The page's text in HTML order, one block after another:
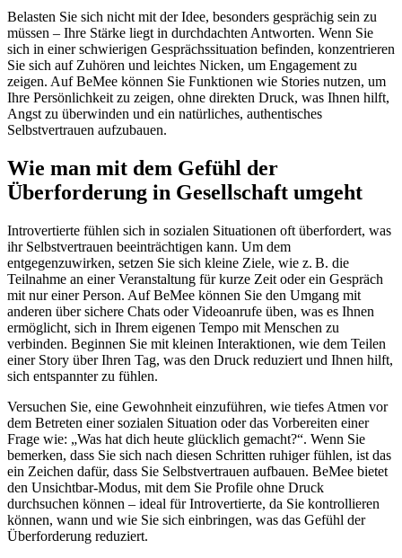
Belasten Sie sich nicht mit der Idee, besonders gesprächig sein zu
müssen – Ihre Stärke liegt in durchdachten Antworten. Wenn Sie
sich in einer schwierigen Gesprächssituation befinden, konzentrieren
Sie sich auf Zuhören und leichtes Nicken, um Engagement zu
zeigen. Auf BeMee können Sie Funktionen wie Stories nutzen, um
Ihre Persönlichkeit zu zeigen, ohne direkten Druck, was Ihnen hilft,
Angst zu überwinden und ein natürliches, authentisches
Selbstvertrauen aufzubauen.
Wie man mit dem Gefühl der
Überforderung in Gesellschaft umgeht
Introvertierte fühlen sich in sozialen Situationen oft überfordert, was
ihr Selbstvertrauen beeinträchtigen kann. Um dem
entgegenzuwirken, setzen Sie sich kleine Ziele, wie z. B. die
Teilnahme an einer Veranstaltung für kurze Zeit oder ein Gespräch
mit nur einer Person. Auf BeMee können Sie den Umgang mit
anderen über sichere Chats oder Videoanrufe üben, was es Ihnen
ermöglicht, sich in Ihrem eigenen Tempo mit Menschen zu
verbinden. Beginnen Sie mit kleinen Interaktionen, wie dem Teilen
einer Story über Ihren Tag, was den Druck reduziert und Ihnen hilft,
sich entspannter zu fühlen.
Versuchen Sie, eine Gewohnheit einzuführen, wie tiefes Atmen vor
dem Betreten einer sozialen Situation oder das Vorbereiten einer
Frage wie: „Was hat dich heute glücklich gemacht?“. Wenn Sie
bemerken, dass Sie sich nach diesen Schritten ruhiger fühlen, ist das
ein Zeichen dafür, dass Sie Selbstvertrauen aufbauen. BeMee bietet
den Unsichtbar-Modus, mit dem Sie Profile ohne Druck
durchsuchen können – ideal für Introvertierte, da Sie kontrollieren
können, wann und wie Sie sich einbringen, was das Gefühl der
Überforderung reduziert.